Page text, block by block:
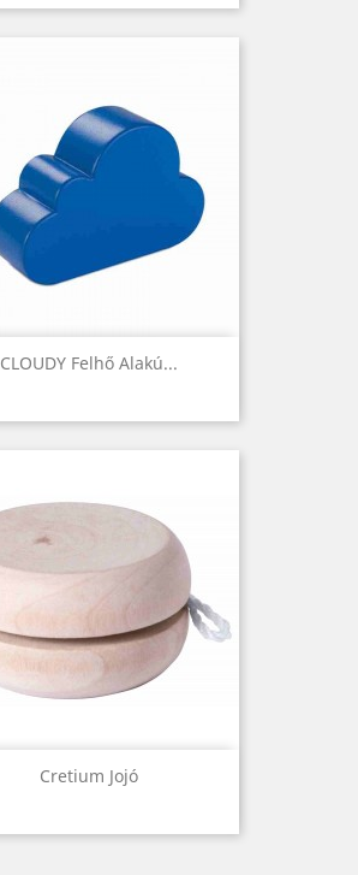
CLOUDY Felhő Alakú...
Cretium Jojó